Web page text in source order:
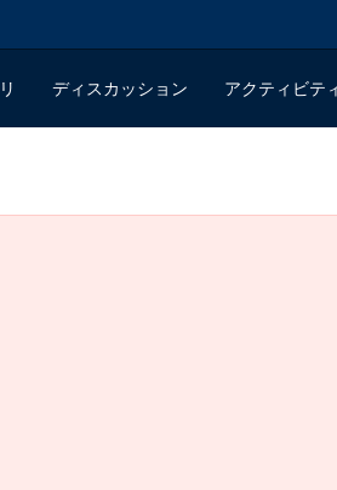
ディスカッション アクティビテ